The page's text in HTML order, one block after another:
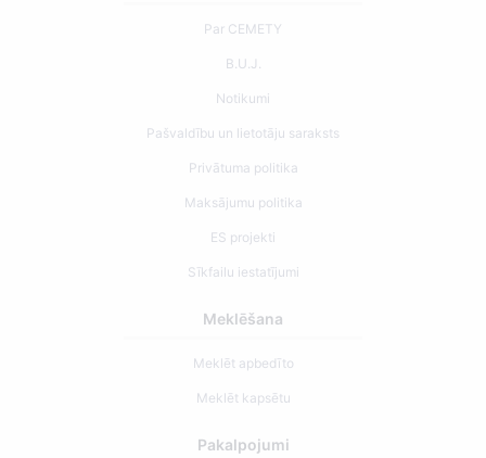
Par CEMETY
B.U.J.
Notikumi
Pašvaldību un lietotāju saraksts
Privātuma politika
Maksājumu politika
ES projekti
Sīkfailu iestatījumi
Meklēšana
Meklēt apbedīto
Meklēt kapsētu
Pakalpojumi